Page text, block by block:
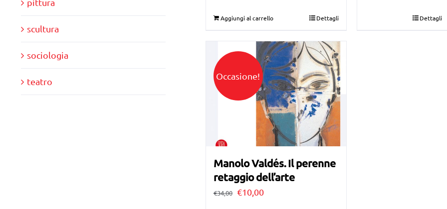
originale
€42,00.
attuale
€25,00.
Aggiungi al carrello Dettagli
originaleattuale
Dettagli
Occasione!
Manolo Valdés. Il perenne
retaggio dell’arte
€34,00 Il
€10,00Il
scultura
sociologia
teatro